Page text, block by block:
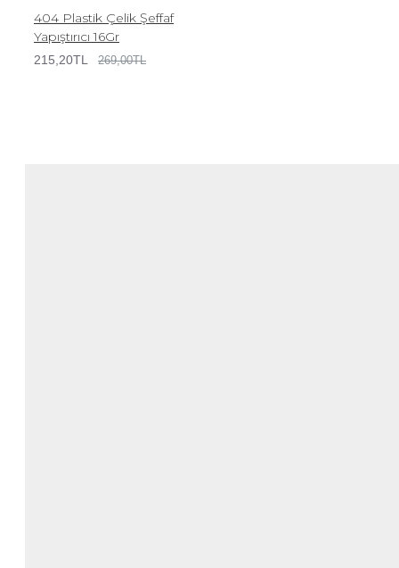
404 Plastik Çelik Şeffaf
Yapıştırıcı 16Gr
215,20TL 269,00TL